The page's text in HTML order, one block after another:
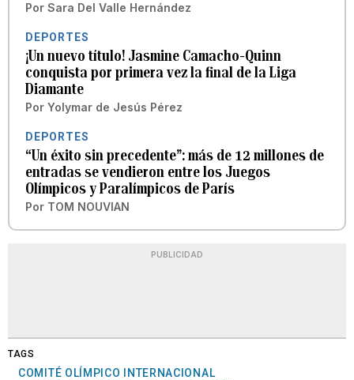
Por Sara Del Valle Hernández
DEPORTES
¡Un nuevo título! Jasmine Camacho-Quinn
conquista por primera vez la final de la Liga
Diamante
Por Yolymar de Jesús Pérez
DEPORTES
“Un éxito sin precedente”: más de 12 millones de
entradas se vendieron entre los Juegos
Olímpicos y Paralímpicos de París
Por TOM NOUVIAN
PUBLICIDAD
TAGS
COMITÉ OLÍMPICO INTERNACIONAL